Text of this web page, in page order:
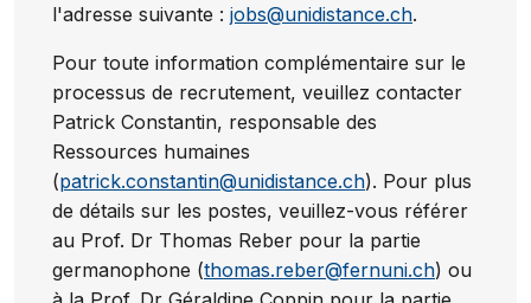
l'adresse suivante : jobs@unidistance.ch.
Pour toute information complémentaire sur le
processus de recrutement, veuillez contacter
Patrick Constantin, responsable des
Ressources humaines
(patrick.constantin@unidistance.ch). Pour plus
de détails sur les postes, veuillez-vous référer
au Prof. Dr Thomas Reber pour la partie
germanophone (thomas.reber@fernuni.ch) ou